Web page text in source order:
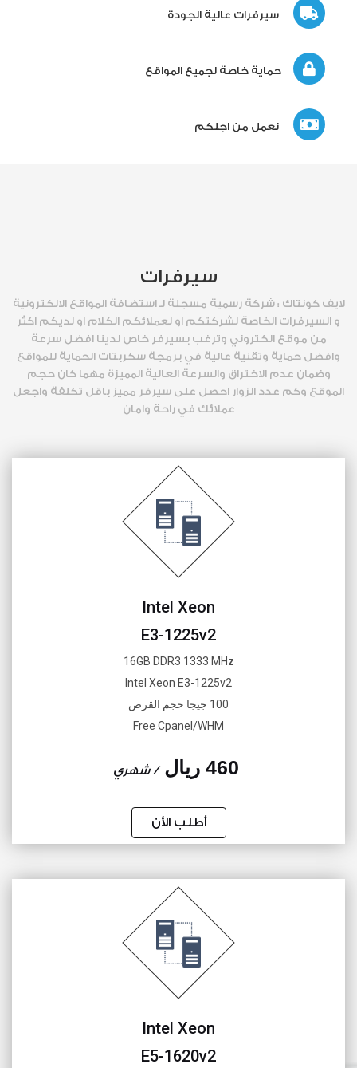
سيرفرات عالية الجودة
حماية خاصة لجميع المواقع
نعمل من اجلكم
سيرفرات
لايف كونتاك : شركة رسمية مسجلة لـ استضافة المواقع الالكترونية
و السيرفرات الخاصة لشركتكم او لعملائكم الكلام او لديكم اكثر
من موقع الكتروني وترغب بسيرفر خاص لدينا افضل سرعة
وافضل حماية وتقنية عالية في برمجة سكربتات الحماية للمواقع
وضمان عدم الاختراق والسرعة العالية المميزة مهما كان حجم
الموقع وكم عدد الزوار احصل على سيرفر مميز باقل تكلفة واجعل
عملائك في راحة وامان
Intel Xeon
E3-1225v2
16GB DDR3 1333 MHz
Intel Xeon E3-1225v2
100 جيجا حجم القرص
Free Cpanel/WHM
460 ريال / شهري
أطلب الأن
Intel Xeon
E5-1620v2